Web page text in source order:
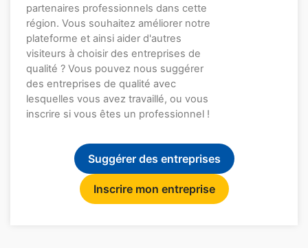
partenaires professionnels dans cette
région. Vous souhaitez améliorer notre
plateforme et ainsi aider d'autres
visiteurs à choisir des entreprises de
qualité ? Vous pouvez nous suggérer
des entreprises de qualité avec
lesquelles vous avez travaillé, ou vous
inscrire si vous êtes un professionnel !
Suggérer des entreprises
Inscrire mon entreprise